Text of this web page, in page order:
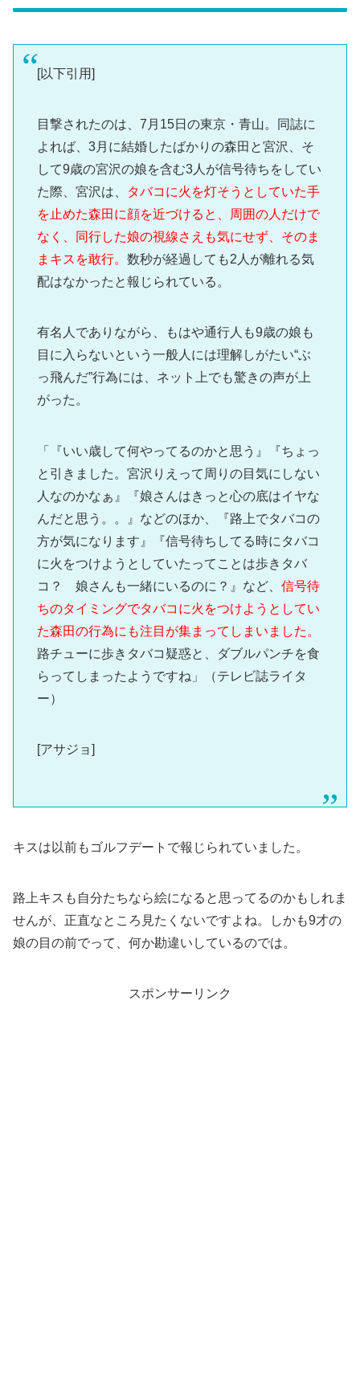
[以下引用]
目撃されたのは、7月15日の東京・青山。同誌に
よれば、3月に結婚したばかりの森田と宮沢、そ
して9歳の宮沢の娘を含む3人が信号待ちをしてい
た際、宮沢は、
タバコに火を灯そうとしていた手
を止めた森田に顔を近づけると、周囲の人だけで
なく、同行した娘の視線さえも気にせず、そのま
まキスを敢行。 数秒が経過しても2人が離れる気
配はなかったと報じられている。
有名人でありながら、もはや通行人も9歳の娘も
目に入らないという一般人には理解しがたい“ぶ
っ飛んだ”行為には、ネット上でも驚きの声が上
がった。
「『いい歳して何やってるのかと思う』『ちょっ
と引きました。宮沢りえって周りの目気にしない
人なのかなぁ』『娘さんはきっと心の底はイヤな
んだと思う。。』などのほか、『路上でタバコの
方が気になります』『信号待ちしてる時にタバコ
に火をつけようとしていたってことは歩きタバ
コ？ 娘さんも一緒にいるのに？』など、 信号待
ちのタイミングでタバコに火をつけようとしてい
た森田の行為にも注目が集まってしまいました。
路チューに歩きタバコ疑惑と、ダブルパンチを食
らってしまったようですね」（テレビ誌ライタ
ー）
[アサジョ]
キスは以前もゴルフデートで報じられていました。
路上キスも自分たちなら絵になると思ってるのかもしれま
せんが、正直なところ見たくないですよね。しかも9才の
娘の目の前でって、何か勘違いしているのでは。
スポンサーリンク